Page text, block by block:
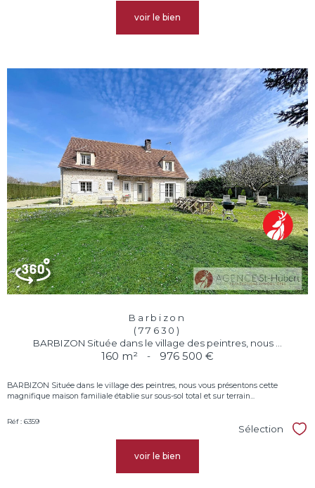
voir le bien
Barbizon
(77630)
BARBIZON Située dans le village des peintres, nous ...
160 m² - 976 500 €
BARBIZON Située dans le village des peintres, nous vous présentons cette
magnifique maison familiale établie sur sous-sol total et sur terrain...
Réf : 6359
Sélection
voir le bien